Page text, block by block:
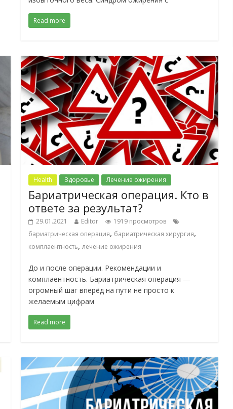
Read more
Health Здоровье Лечение ожирения
Бариатрическая операция. Кто в
ответе за результат?
29.01.2021 Editor
1919 просмотров
бариатрическая операция, бариатрическая хирургия,
комплаентность,лечение ожирения
До и после операции. Рекомендации и
комплаентность. Бариатрическая операция —
огромный шаг вперёд на пути не просто к
желаемым цифрам
Read more